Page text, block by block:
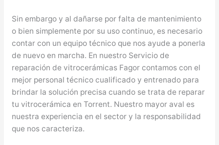
Sin embargo y al dañarse por falta de mantenimiento
o bien simplemente por su uso continuo, es necesario
contar con un equipo técnico que nos ayude a ponerla
de nuevo en marcha. En nuestro Servicio de
reparación de vitrocerámicas Fagor contamos con el
mejor personal técnico cualificado y entrenado para
brindar la solución precisa cuando se trata de reparar
tu vitrocerámica en Torrent. Nuestro mayor aval es
nuestra experiencia en el sector y la responsabilidad
que nos caracteriza.